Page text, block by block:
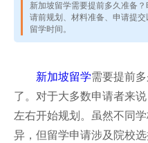
新加坡留学需要提前多久准备
请前规划、材料准备、申请提
留学时间。
新加坡留学需要提前
了。对于大多数申请者来
左右开始规划。虽然不同
异，但留学申请涉及院校